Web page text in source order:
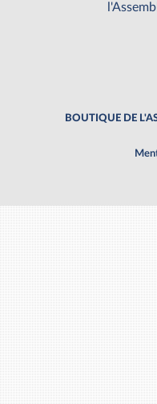
BOUTIQUE DE